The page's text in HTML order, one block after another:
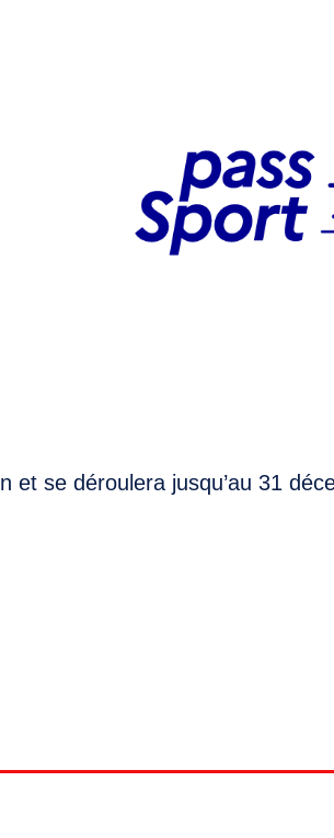
et se déroulera jusqu’au 31